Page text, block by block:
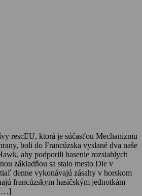
rescEU, ktorá je súčasťou Mechanizmu
boli do Francúzska vyslané dva naše
aby podporili hasenie rozsiahlych
základňou sa stalo mesto Die v
denne vykonávajú zásahy v horskom
francúzskym hasičským jednotkám
[…]